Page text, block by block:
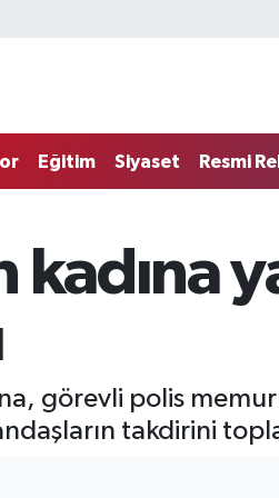
Eğitim Siyaset Resmi
kadına
görevli polis
takdirini